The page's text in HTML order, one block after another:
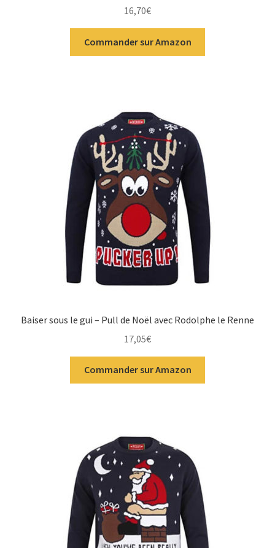
sur 5
16,70€
Commander sur Amazon
Baiser sous le gui – Pull de Noël avec Rodolphe le Renne
17,05€
Commander sur Amazon